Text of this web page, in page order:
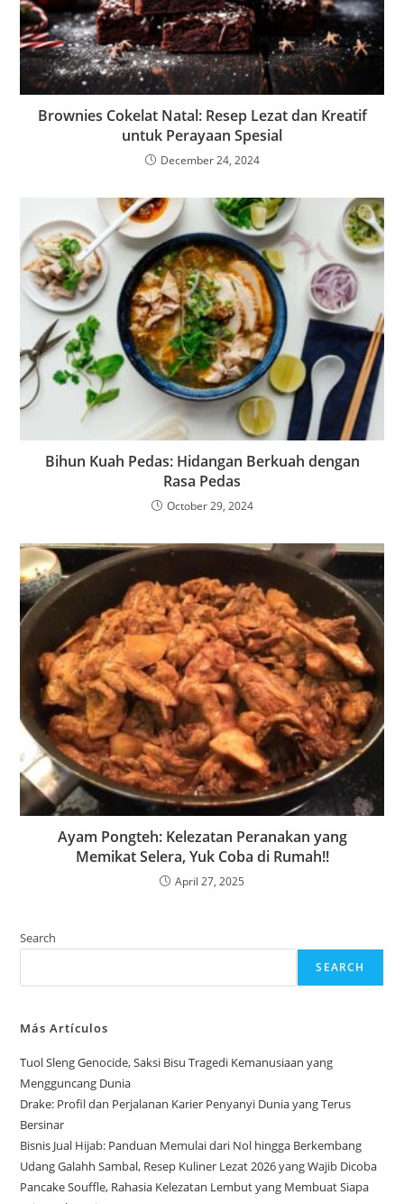
Brownies Cokelat Natal: Resep Lezat dan Kreatif
untuk Perayaan Spesial
December 24, 2024
Bihun Kuah Pedas: Hidangan Berkuah dengan
Rasa Pedas
October 29, 2024
Ayam Pongteh: Kelezatan Peranakan yang
Memikat Selera, Yuk Coba di Rumah!!
April 27, 2025
Search
SEARCH
Más Artículos
Tuol Sleng Genocide, Saksi Bisu Tragedi Kemanusiaan yang
Mengguncang Dunia
Drake: Profil dan Perjalanan Karier Penyanyi Dunia yang Terus
Bersinar
Bisnis Jual Hijab: Panduan Memulai dari Nol hingga Berkembang
Udang Galahh Sambal, Resep Kuliner Lezat 2026 yang Wajib Dicoba
Pancake Souffle, Rahasia Kelezatan Lembut yang Membuat Siapa